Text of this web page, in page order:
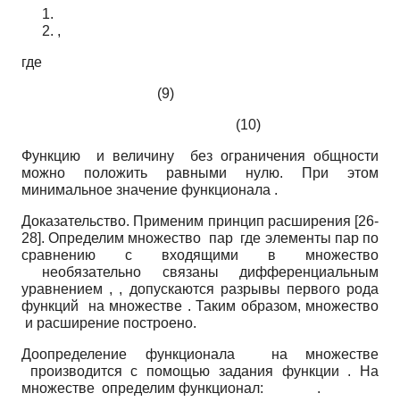
,
где
(9)
(10)
Функцию и величину без ограничения общности
можно положить равными нулю. При этом
минимальное значение функционала .
Доказательство. Применим принцип расширения [26-
28]. Определим множество пар где элементы пар по
сравнению с входящими в множество
необязательно связаны дифференциальным
уравнением , , допускаются разрывы первого рода
функций на множестве . Таким образом, множество
и расширение построено.
Доопределение функционала на множестве
производится с помощью задания функции . На
множестве определим функционал: .